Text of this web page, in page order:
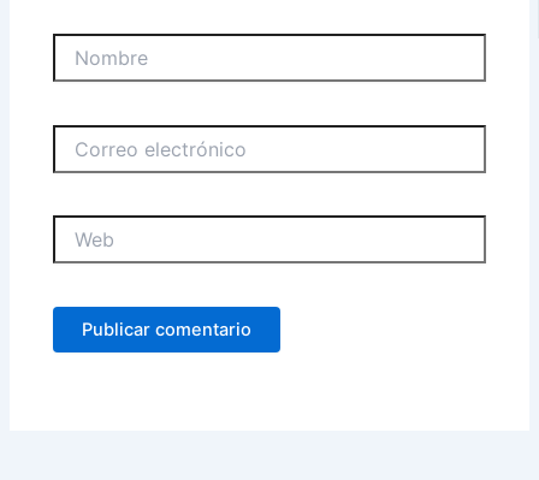
electrónico